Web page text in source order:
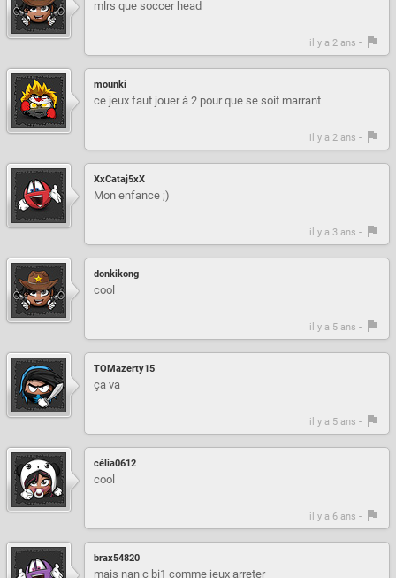
mlrs que soccer head
il y a 2 ans -
mounki
ce jeux faut jouer à 2 pour que se soit marrant
il y a 2 ans -
XxCataj5xX
Mon enfance ;)
il y a 3 ans -
donkikong
cool
il y a 5 ans -
TOMazerty15
ça va
il y a 5 ans -
célia0612
cool
il y a 6 ans -
brax54820
mais nan c bi1 comme jeux arreter